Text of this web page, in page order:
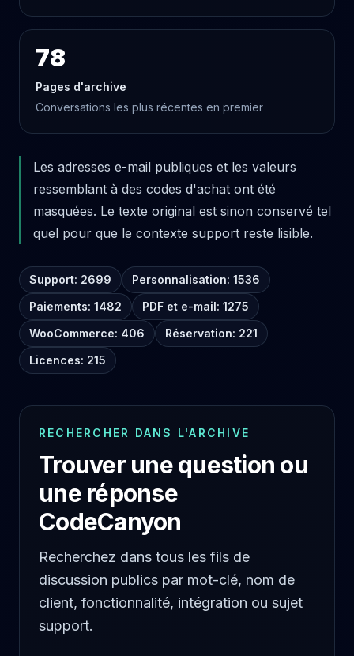
78
Pages d'archive
Conversations les plus récentes en premier
Les adresses e-mail publiques et les valeurs
ressemblant à des codes d'achat ont été
masquées. Le texte original est sinon conservé tel
quel pour que le contexte support reste lisible.
Support: 2699
Personnalisation: 1536
Paiements: 1482
PDF et e-mail: 1275
WooCommerce: 406
Réservation: 221
Licences: 215
RECHERCHER DANS L'ARCHIVE
Trouver une question ou
une réponse
CodeCanyon
Recherchez dans tous les fils de
discussion publics par mot-clé, nom de
client, fonctionnalité, intégration ou sujet
support.